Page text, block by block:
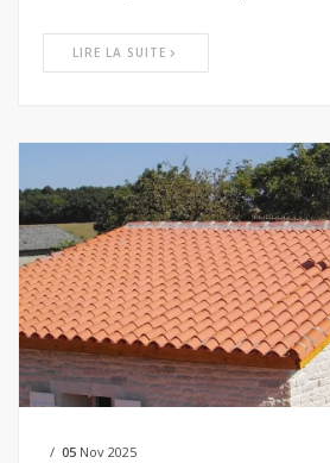
LIRE LA SUITE
05 Nov 2025